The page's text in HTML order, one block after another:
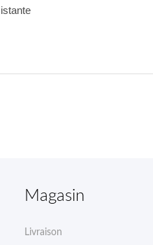
Magasin
Livraison